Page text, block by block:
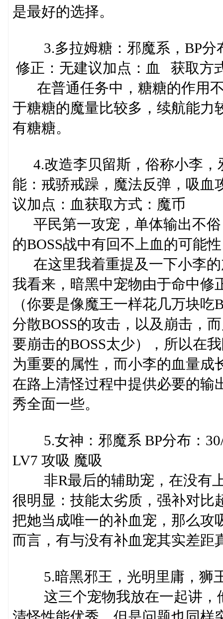
是最好的选择。
3.多拉姆糖：邪魔系，BP分
修正：无建议加点：血 获取方
在普通任务中，糖糖的作用不
于糖糖的魔量比较多，续航能力
有糖糖。
4.改造李贝留斯，俗称小李，
能：戒骄戒躁，魔法反弹，吸血
议加点：血获取方式：魔币
平民第一攻宠，单体输出不俗
的BOSS战中有回不上血的可能
在这里我着重提及一下小李的
我看来，暗黑中宠物由于命中修
（你要是像魔王一样花几万块
分散BOSS的攻击，以及崩击，
要崩击的BOSS太少），所以在
为重要的属性，而小李的血量成
在路上清怪过程中提供必要的输
秀全面一些。
5.女神：邪魔系 BP分布：30/
LV7 攻吸 魔吸
非R最后的辅助宠，在没有上
很明显：技能太劣质，强补对比
把她当成唯一的补血宠，那么攻
而言，有与没有补血宠其实差距
5.暗黑邪王，光明里庸，狮
这三个宠物我放在一起讲，